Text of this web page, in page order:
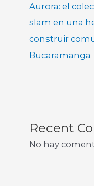
Aurora: el
slam en una
construir
Bucaramanga
Recent
No hay